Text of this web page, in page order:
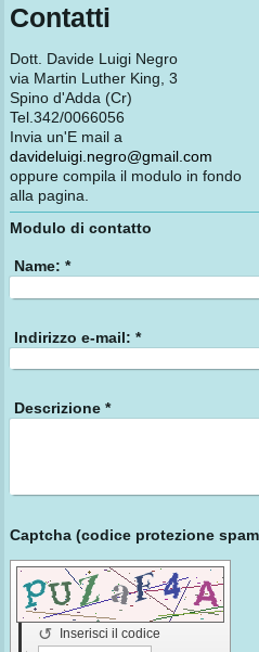
Contatti
Dott. Davide Luigi Negro
via Martin Luther King, 3
Spino d'Adda (Cr)
Tel.342/0066056
Invia un'E mail a
davideluigi.negro@gmail.com
oppure compila il modulo in fondo
alla pagina.
Modulo di contatto
Name: *
Indirizzo e-mail: *
Descrizione *
Inserisci il codice
↺